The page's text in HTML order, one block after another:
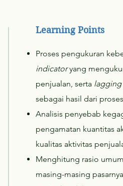
Learning Points
Proses pengukuran
indicatoryang
penjualan, serta
sebagai hasil dari
Analisis penyebab
pengamatan kuantitas
kualitas aktivitas
Menghitung rasio
masing-masing